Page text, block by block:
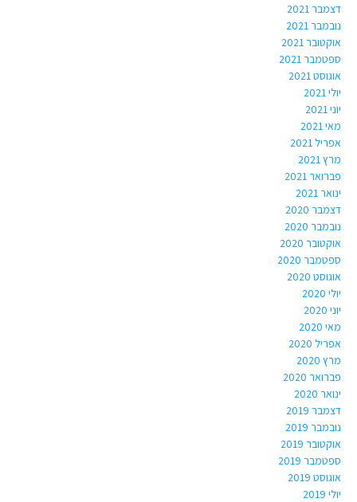
דצמבר 2021
נובמבר 2021
אוקטובר 2021
ספטמבר 2021
אוגוסט 2021
יולי 2021
יוני 2021
מאי 2021
אפריל 2021
מרץ 2021
פברואר 2021
ינואר 2021
דצמבר 2020
נובמבר 2020
אוקטובר 2020
ספטמבר 2020
אוגוסט 2020
יולי 2020
יוני 2020
מאי 2020
אפריל 2020
מרץ 2020
פברואר 2020
ינואר 2020
דצמבר 2019
נובמבר 2019
אוקטובר 2019
ספטמבר 2019
אוגוסט 2019
יולי 2019